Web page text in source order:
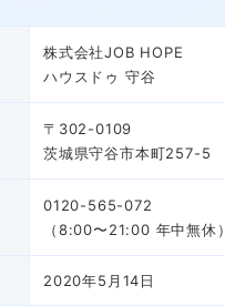
株式会社JOB HOPE
ハウスドゥ 守谷
〒302-0109
茨城県守谷市本町257-5
0120-565-072
（8:00〜21:00 年中無休）
2020年5月14日